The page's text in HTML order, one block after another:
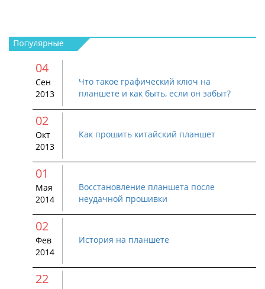
04
Сен
2013
Что такое графический ключ на
планшете и как быть, если он забыт?
02
Окт
2013
Как прошить китайский планшет
01
Мая
2014
Восстановление планшета после
неудачной прошивки
02
Фев
2014
История на планшете
22